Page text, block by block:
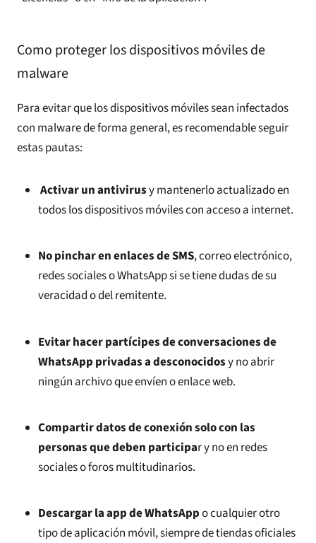
Como proteger los dispositivos móviles de
malware
Para evitar que los dispositivos móviles sean infectados
con malware de forma general, es recomendable seguir
estas pautas:
Activar un antivirusy mantenerlo actualizado en
todos los dispositivos móviles con acceso a internet.
No pinchar en enlaces de SMS, correo electrónico,
redes sociales o WhatsApp si se tiene dudas de su
veracidad o del remitente.
Evitar hacer partícipes de conversaciones de
WhatsApp privadas a desconocidosy no abrir
ningún archivo que envíen o enlace web.
Compartir datos de conexión solo con las
personas que deben participar y no en redes
sociales o foros multitudinarios.
Descargar la app de WhatsAppo cualquier otro
tipo de aplicación móvil, siempre de tiendas oficiales